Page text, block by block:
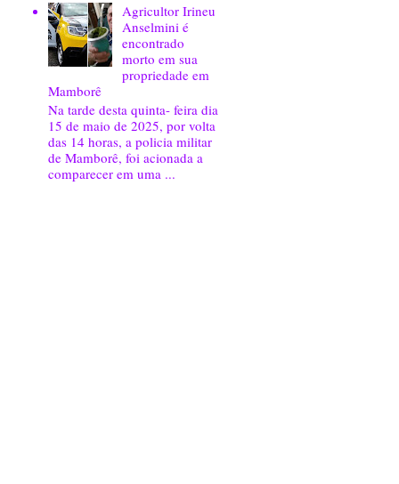
Agricultor Irineu
Anselmini é
encontrado
morto em sua
propriedade em
Mamborê
Na tarde desta quinta- feira dia
15 de maio de 2025, por volta
das 14 horas, a policia militar
de Mamborê, foi acionada a
comparecer em uma ...